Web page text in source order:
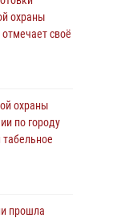
охранника
Росгвардии
в
на
охраны
своё
охраны
по городу
прошла